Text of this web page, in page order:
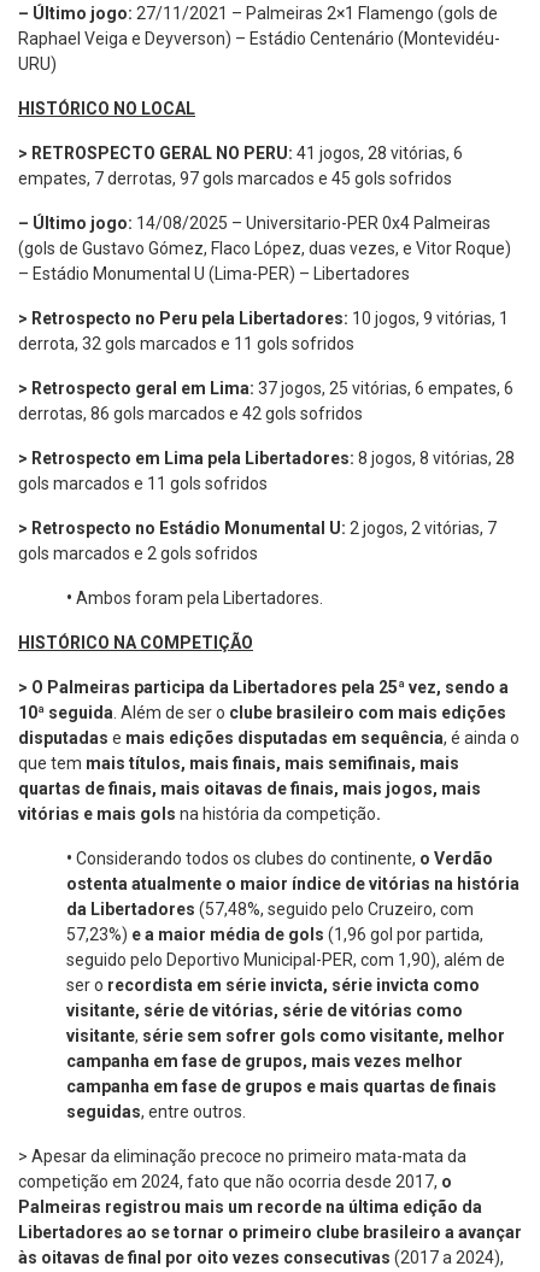
– Último jogo: 27/11/2021 – Palmeiras 2×1 Flamengo (gols de
Raphael Veiga e Deyverson) – Estádio Centenário (Montevidéu-
URU)
HISTÓRICO NO LOCAL
> RETROSPECTO GERAL NO PERU: 41 jogos, 28 vitórias, 6
empates, 7 derrotas, 97 gols marcados e 45 gols sofridos
– Último jogo: 14/08/2025 – Universitario-PER 0x4 Palmeiras
(gols de Gustavo Gómez, Flaco López, duas vezes, e Vitor Roque)
– Estádio Monumental U (Lima-PER) – Libertadores
> Retrospecto no Peru pela Libertadores: 10 jogos, 9 vitórias, 1
derrota, 32 gols marcados e 11 gols sofridos
> Retrospecto geral em Lima: 37 jogos, 25 vitórias, 6 empates, 6
derrotas, 86 gols marcados e 42 gols sofridos
> Retrospecto em Lima pela Libertadores: 8 jogos, 8 vitórias, 28
gols marcados e 11 gols sofridos
> Retrospecto no Estádio Monumental U: 2 jogos, 2 vitórias, 7
gols marcados e 2 gols sofridos
• Ambos foram pela Libertadores.
HISTÓRICO NA COMPETIÇÃO
> O Palmeiras participa da Libertadores pela 25ª vez, sendo a
10ª seguida . Além de ser o clube brasileiro com mais edições
disputadas e mais edições disputadas em sequência, é ainda o
que tem mais títulos, mais finais, mais semifinais, mais
quartas de finais, mais oitavas de finais, mais jogos, mais
vitórias e mais gols na história da competição.
• Considerando todos os clubes do continente, o Verdão
ostenta atualmente o maior índice de vitórias na história
da Libertadores (57,48%, seguido pelo Cruzeiro, com
57,23%) e a maior média de gols (1,96 gol por partida,
seguido pelo Deportivo Municipal-PER, com 1,90), além de
ser o recordista em série invicta, série invicta como
visitante, série de vitórias, série de vitórias como
visitante, série sem sofrer gols como visitante, melhor
campanha em fase de grupos, mais vezes melhor
campanha em fase de grupos e mais quartas de finais
seguidas, entre outros.
> Apesar da eliminação precoce no primeiro mata-mata da
competição em 2024, fato que não ocorria desde 2017, o
Palmeiras registrou mais um recorde na última edição da
Libertadores ao se tornar o primeiro clube brasileiro a avançar
às oitavas de final por oito vezes consecutivas (2017 a 2024),